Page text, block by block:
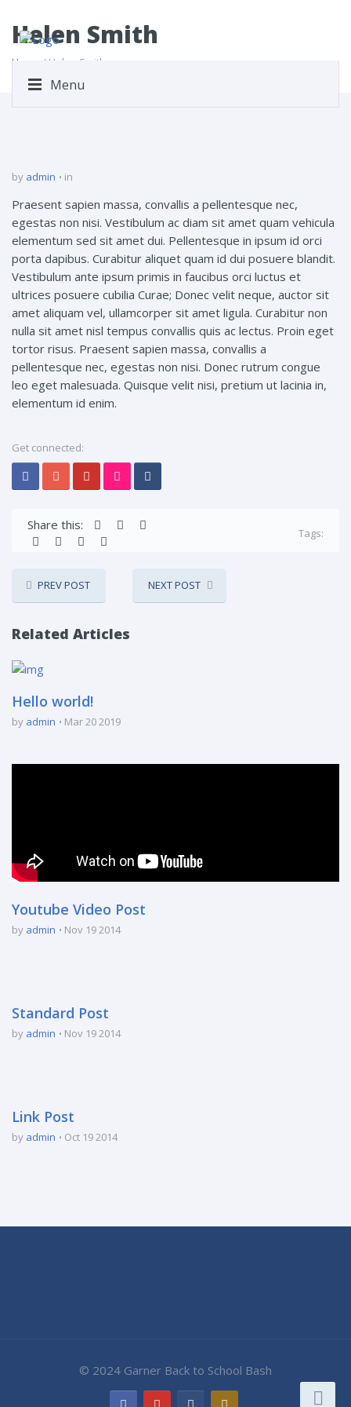
Menu
Helen Smith
Home / Helen Smith
by admin in
Praesent sapien massa, convallis a pellentesque nec,
egestas non nisi. Vestibulum ac diam sit amet quam vehicula
elementum sed sit amet dui. Pellentesque in ipsum id orci
porta dapibus. Curabitur aliquet quam id dui posuere blandit.
Vestibulum ante ipsum primis in faucibus orci luctus et
ultrices posuere cubilia Curae; Donec velit neque, auctor sit
amet aliquam vel, ullamcorper sit amet ligula. Curabitur non
nulla sit amet nisl tempus convallis quis ac lectus. Proin eget
tortor risus. Praesent sapien massa, convallis a
pellentesque nec, egestas non nisi. Donec rutrum congue
leo eget malesuada. Quisque velit nisi, pretium ut lacinia in,
elementum id enim.
Get connected:
Share this:
Tags:
PREV POST NEXT POST
Related Articles
Hello world!
by admin Mar 20 2019
Youtube Video Post
by admin Nov 19 2014
Standard Post
by admin Nov 19 2014
Link Post
by admin Oct 19 2014
© 2024 Garner Back to School Bash